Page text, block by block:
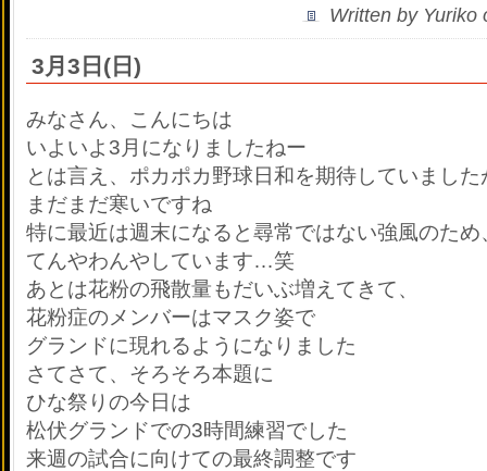
Written by Yuriko
3月3日(日)
みなさん、こんにちは
いよいよ3月になりましたねー
とは言え、ポカポカ野球日和を期待していました
まだまだ寒いですね
特に最近は週末になると尋常ではない強風のため
てんやわんやしています…笑
あとは花粉の飛散量もだいぶ増えてきて、
花粉症のメンバーはマスク姿で
グランドに現れるようになりました
さてさて、そろそろ本題に
ひな祭りの今日は
松伏グランドでの3時間練習でした
来週の試合に向けての最終調整です